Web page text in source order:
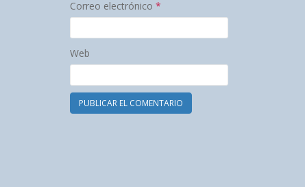
Correo electrónico *
Web